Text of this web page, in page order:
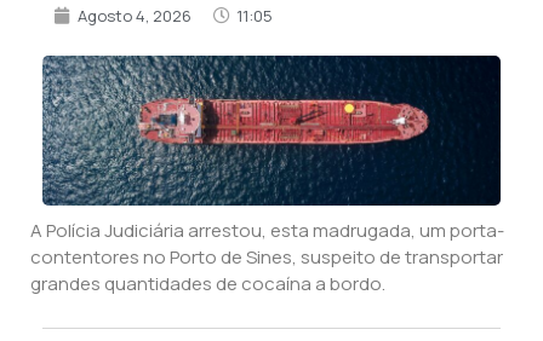
Agosto 4, 2026 11:05
A Polícia Judiciária arrestou, esta madrugada, um porta-
contentores no Porto de Sines, suspeito de transportar
grandes quantidades de cocaína a bordo.